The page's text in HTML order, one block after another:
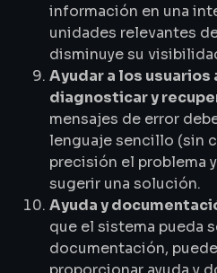
información en una
unidades relevantes
disminuye su
Ayudar a los usuarios
diagnosticar y
mensajes de error
lenguaje sencillo (sin
precisión el problema
sugerir una solución.
Ayuda y
que el sistema pueda
documentación,